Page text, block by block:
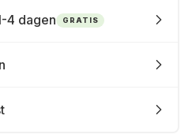
4 dagen GRATIS